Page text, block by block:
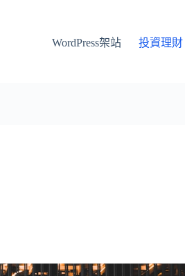
WordPress架站 投資理財